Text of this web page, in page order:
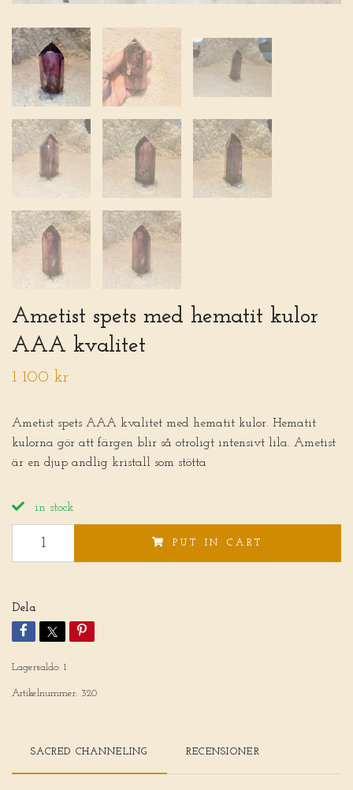
Ametist spets med hematit kulor
AAA kvalitet
1 100 kr
Ametist spets AAA kvalitet med hematit kulor. Hematit
kulorna gör att färgen blir så otroligt intensivt lila. Ametist
är en djup andlig kristall som stötta
in stock
PUT IN CART
Dela
Lagersaldo: 1
Artikelnummer: 320
SACRED CHANNELING RECENSIONER